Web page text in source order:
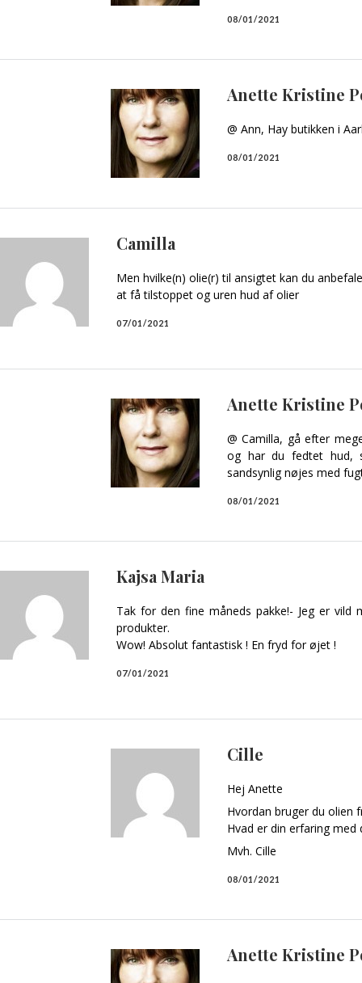
08/01/2021
Anette Kristine
@ Ann, Hay butikken i
08/01/2021
Camilla
Men hvilke(n) olie(r) til ansigtet kan du
at få tilstoppet og uren hud af olier
07/01/2021
Anette Kristine
@ Camilla, gå efter
og har du fedtet hud,
sandsynlig nøjes med
08/01/2021
Kajsa Maria
Tak for den fine måneds pakke!- Jeg er vild
produkter.
Wow! Absolut fantastisk ! En fryd for øjet !
07/01/2021
Cille
Hej Anette
Hvordan bruger du olien
Hvad er din erfaring
Mvh. Cille
08/01/2021
Anette Kristine